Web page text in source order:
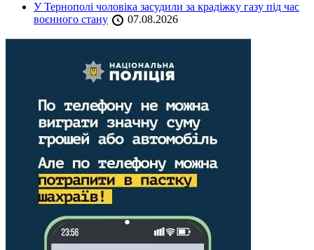
У Тернополі чоловіка засудили за крадіжку газу під час
воєнного стану
07.08.2026